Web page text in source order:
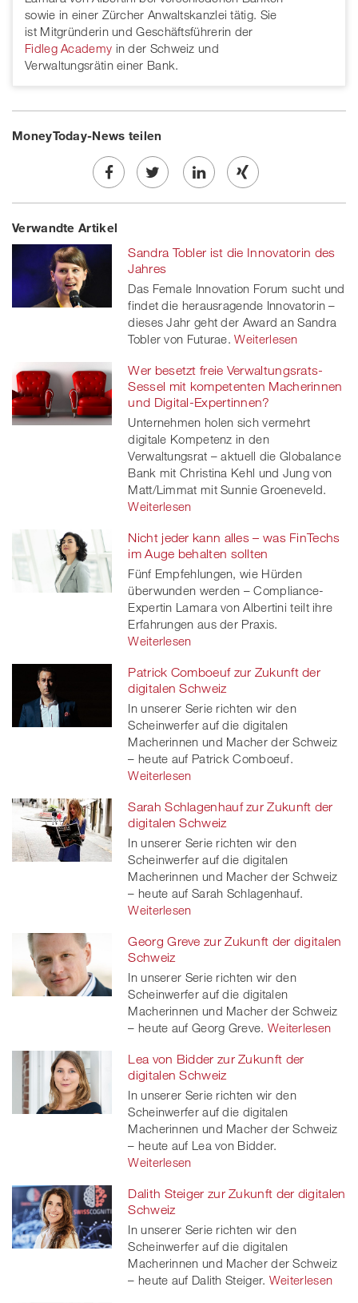
sowie in einer Zürcher Anwaltskanzlei tätig. Sie
ist Mitgründerin und Geschäftsführerin der
Fidleg Academy in der Schweiz und
Verwaltungsrätin einer Bank.
MoneyToday-News teilen
Share
on
Facebook
Twe
on
twitt
er
Share
linkedin
Share
Xing
Verwandte Artikel
Sandra Tobler ist die Innovatorin des
Jahres
Das Female Innovation Forum sucht und
findet die herausragende Innovatorin –
dieses Jahr geht der Award an Sandra
Tobler von Futurae. Weiterlesen
Wer besetzt freie Verwaltungsrats-
Sessel mit kompetenten Macherinnen
und Digital-Expertinnen?
Unternehmen holen sich vermehrt
digitale Kompetenz in den
Verwaltungsrat – aktuell die Globalance
Bank mit Christina Kehl und Jung von
Matt/Limmat mit Sunnie Groeneveld.
Weiterlesen
Nicht jeder kann alles – was FinTechs
im Auge behalten sollten
Fünf Empfehlungen, wie Hürden
überwunden werden – Compliance-
Expertin Lamara von Albertini teilt ihre
Erfahrungen aus der Praxis.
Weiterlesen
Patrick Comboeuf zur Zukunft der
digitalen Schweiz
In unserer Serie richten wir den
Scheinwerfer auf die digitalen
Macherinnen und Macher der Schweiz
– heute auf Patrick Comboeuf.
Weiterlesen
Sarah Schlagenhauf zur Zukunft der
digitalen Schweiz
In unserer Serie richten wir den
Scheinwerfer auf die digitalen
Macherinnen und Macher der Schweiz
– heute auf Sarah Schlagenhauf.
Weiterlesen
Georg Greve zur Zukunft der digitalen
Schweiz
In unserer Serie richten wir den
Scheinwerfer auf die digitalen
Macherinnen und Macher der Schweiz
– heute auf Georg Greve. Weiterlesen
Lea von Bidder zur Zukunft der
digitalen Schweiz
In unserer Serie richten wir den
Scheinwerfer auf die digitalen
Macherinnen und Macher der Schweiz
– heute auf Lea von Bidder.
Weiterlesen
Dalith Steiger zur Zukunft der digitalen
Schweiz
In unserer Serie richten wir den
Scheinwerfer auf die digitalen
Macherinnen und Macher der Schweiz
– heute auf Dalith Steiger. Weiterlesen